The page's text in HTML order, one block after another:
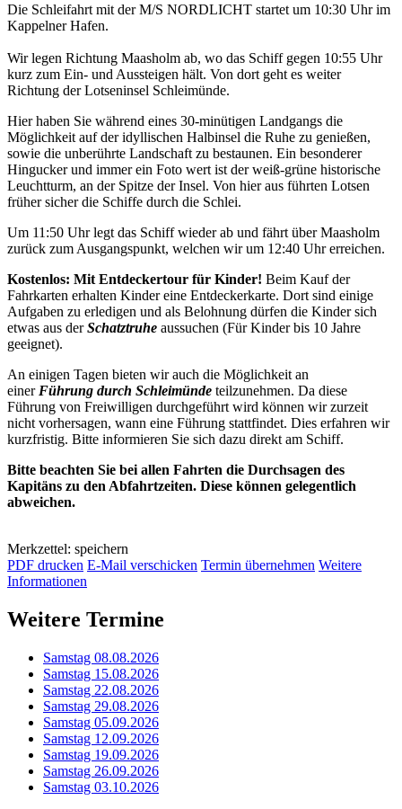
Die Schleifahrt mit der M/S NORDLICHT startet um 10:30 Uhr im
Kappelner Hafen.
Wir legen Richtung Maasholm ab, wo das Schiff gegen 10:55 Uhr
kurz zum Ein- und Aussteigen hält. Von dort geht es weiter
Richtung der Lotseninsel Schleimünde.
Hier haben Sie während eines 30-minütigen Landgangs die
Möglichkeit auf der idyllischen Halbinsel die Ruhe zu genießen,
sowie die unberührte Landschaft zu bestaunen. Ein besonderer
Hingucker und immer ein Foto wert ist der weiß-grüne historische
Leuchtturm, an der Spitze der Insel. Von hier aus führten Lotsen
früher sicher die Schiffe durch die Schlei.
Um 11:50 Uhr legt das Schiff wieder ab und fährt über Maasholm
zurück zum Ausgangspunkt, welchen wir um 12:40 Uhr erreichen.
Kostenlos: Mit Entdeckertour für Kinder! Beim Kauf der
Fahrkarten erhalten Kinder eine Entdeckerkarte. Dort sind einige
Aufgaben zu erledigen und als Belohnung dürfen die Kinder sich
etwas aus derSchatztruhe aussuchen (Für Kinder bis 10 Jahre
geeignet).
An einigen Tagen bieten wir auch die Möglichkeit an
einer Führung durch Schleimünde teilzunehmen. Da diese
Führung von Freiwilligen durchgeführt wird können wir zurzeit
nicht vorhersagen, wann eine Führung stattfindet. Dies erfahren wir
kurzfristig. Bitte informieren Sie sich dazu direkt am Schiff.
Bitte beachten Sie bei allen Fahrten die Durchsagen des
Kapitäns zu den Abfahrtzeiten. Diese können gelegentlich
abweichen.
Merkzettel: speichern
PDF drucken E-Mail verschicken Termin übernehmen Weitere
Informationen
Weitere Termine
Samstag 08.08.2026
Samstag 15.08.2026
Samstag 22.08.2026
Samstag 29.08.2026
Samstag 05.09.2026
Samstag 12.09.2026
Samstag 19.09.2026
Samstag 26.09.2026
Samstag 03.10.2026